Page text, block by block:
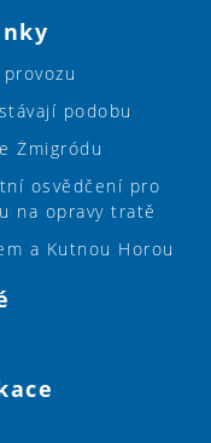
podobu
Żmigródu
osvědčení pro
na opravy tratě
a Kutnou Horou